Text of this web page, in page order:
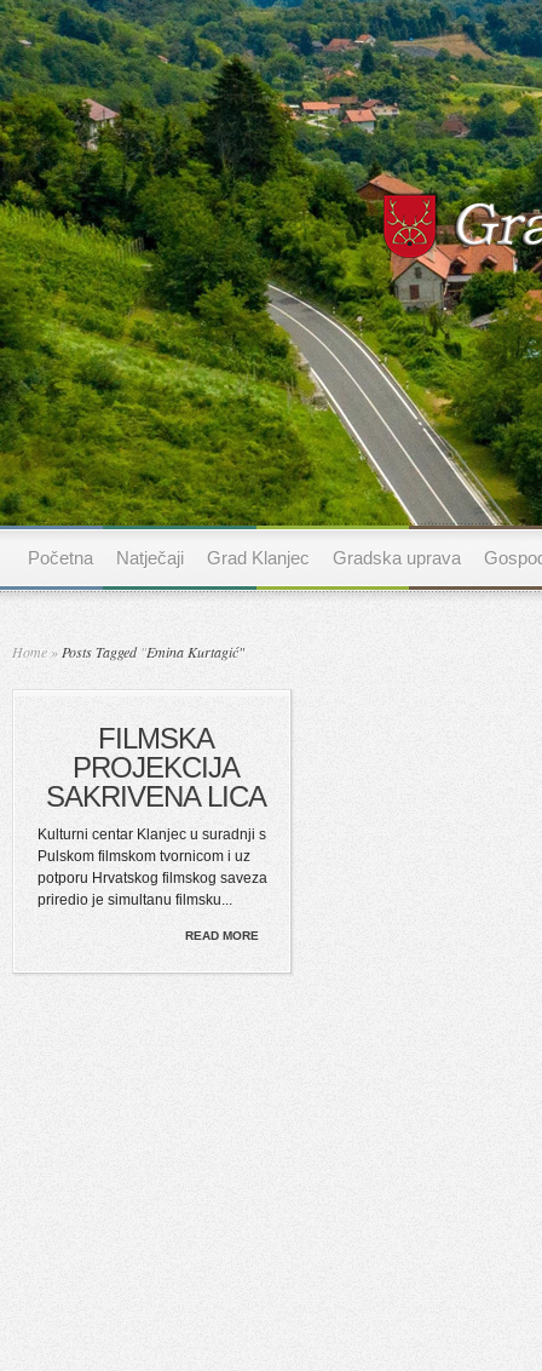
Početna Natječaji Grad Klanjec Gradska uprava
Home » Posts Tagged"Emina Kurtagić"
FILMSKA
PROJEKCIJA
SAKRIVENA LICA
Kulturni centar Klanjec u suradnji s
Pulskom filmskom tvornicom i uz
potporu Hrvatskog filmskog saveza
priredio je simultanu filmsku...
READ MORE